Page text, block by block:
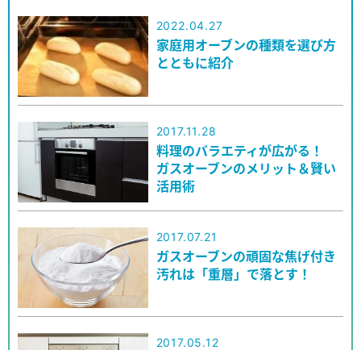
2022.04.27
家庭用オーブンの種類を選び方
とともに紹介
2017.11.28
料理のバラエティが広がる！
ガスオーブンのメリット＆賢い
活用術
2017.07.21
ガスオーブンの頑固な焦げ付き
汚れは「重層」で落とす！
2017.05.12